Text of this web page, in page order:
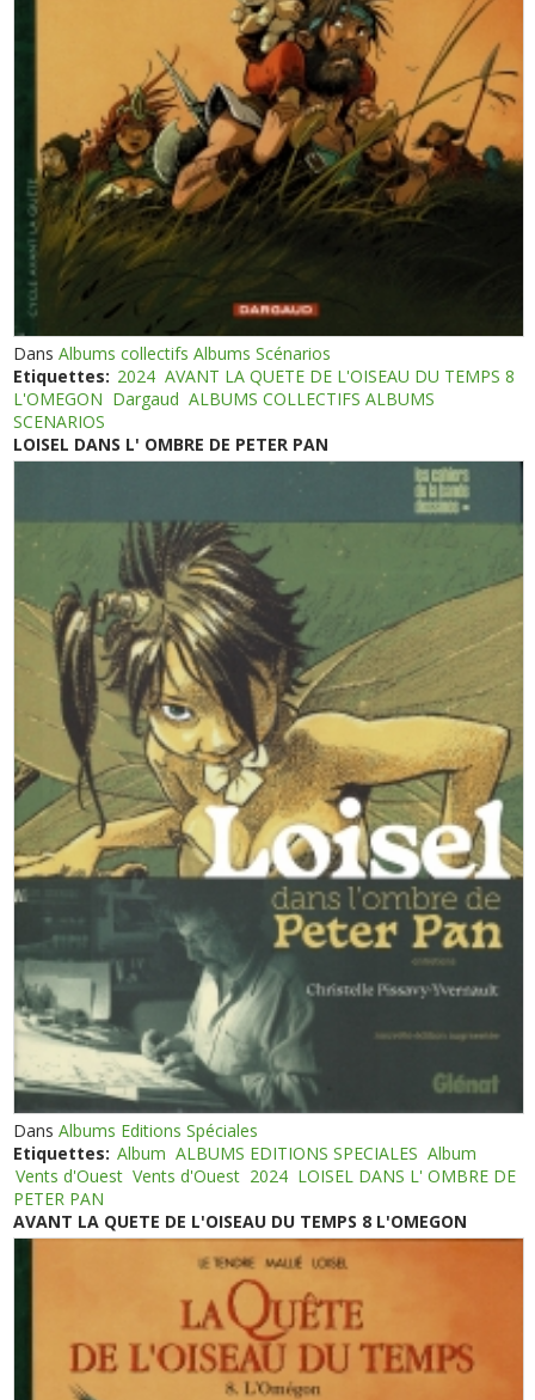
DansAlbums collectifs Albums Scénarios
Etiquettes: 2024 AVANT LA QUETE DE L'OISEAU DU TEMPS 8
L'OMEGON Dargaud ALBUMS COLLECTIFS ALBUMS
SCENARIOS
LOISEL DANS L' OMBRE DE PETER PAN
DansAlbums Editions Spéciales
Etiquettes: Album ALBUMS EDITIONS SPECIALES Album
Vents d'Ouest Vents d'Ouest 2024 LOISEL DANS L' OMBRE DE
PETER PAN
AVANT LA QUETE DE L'OISEAU DU TEMPS 8 L'OMEGON